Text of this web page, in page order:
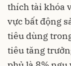
thích tài khóa
vực bất động
tiêu dùng
tiêu tăng